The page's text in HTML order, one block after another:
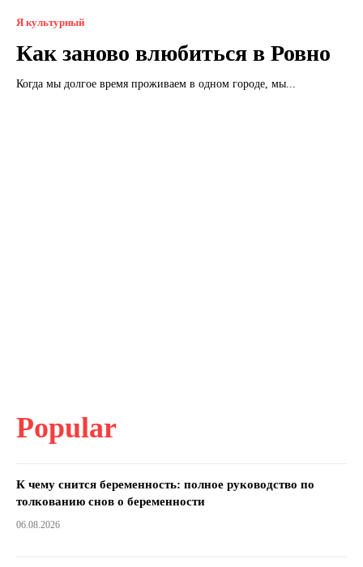
Я культурный
Как заново влюбиться в Ровно
Когда мы долгое время проживаем в одном городе, мы...
Popular
К чему снится беременность: полное руководство по
толкованию снов о беременности
06.08.2026